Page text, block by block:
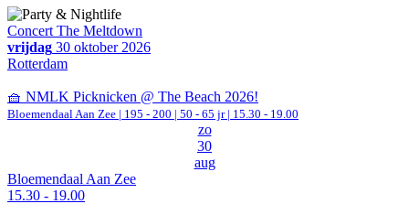
Concert The Meltdown
vrijdag 30 oktober 2026
Rotterdam
🧺 NMLK Picknicken @ The Beach 2026!
Bloemendaal Aan Zee | 195 - 200 | 50 - 65 jr | 15.30 - 19.00
zo
30
aug
Bloemendaal Aan Zee
15.30 - 19.00